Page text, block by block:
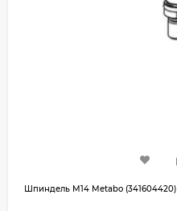
Шпиндель M14 Metabo (341604420)